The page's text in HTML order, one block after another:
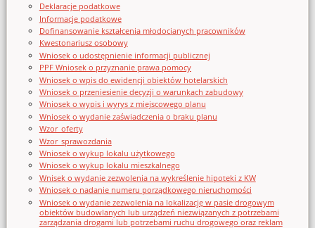
Deklaracje podatkowe
Informacje podatkowe
Dofinansowanie kształcenia młodocianych pracowników
Kwestonariusz osobowy
Wniosek o udostępnienie informacji publicznej
PPF Wniosek o przyznanie prawa pomocy
Wniosek o wpis do ewidencji obiektów hotelarskich
Wniosek o przeniesienie decyzji o warunkach zabudowy
Wniosek o wypis i wyrys z miejscowego planu
Wniosek o wydanie zaświadczenia o braku planu
Wzor_oferty
Wzor_sprawozdania
Wniosek o wykup lokalu użytkowego
Wniosek o wykup lokalu mieszkalnego
Wnisek o wydanie zezwolenia na wykreślenie hipoteki z KW
Wniosek o nadanie numeru porządkowego nieruchomości
Wniosek o wydanie zezwolenia na lokalizację w pasie drogowym
obiektów budowlanych lub urządzeń niezwiązanych z potrzebami
zarządzania drogami lub potrzebami ruchu drogowego oraz reklam